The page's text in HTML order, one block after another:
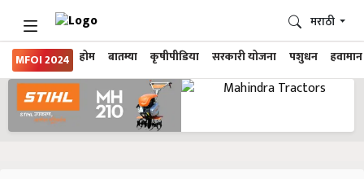
MFOI 2024 होम बातम्या कृषीपीडिया सरकारी योजना पशुधन हवामान
मराठी